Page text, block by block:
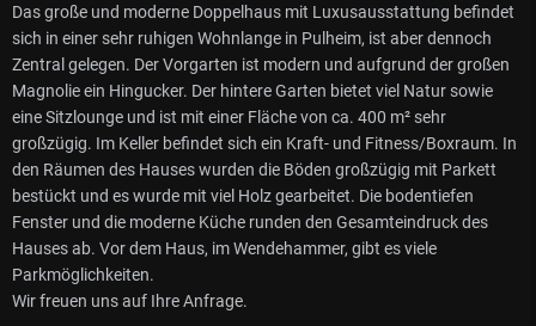
Das große und moderne Doppelhaus mit Luxusausstattung befindet
sich in einer sehr ruhigen Wohnlange in Pulheim, ist aber dennoch
Zentral gelegen. Der Vorgarten ist modern und aufgrund der großen
Magnolie ein Hingucker. Der hintere Garten bietet viel Natur sowie
eine Sitzlounge und ist mit einer Fläche von ca. 400 m² sehr
großzügig. Im Keller befindet sich ein Kraft- und Fitness/Boxraum. In
den Räumen des Hauses wurden die Böden großzügig mit Parkett
bestückt und es wurde mit viel Holz gearbeitet. Die bodentiefen
Fenster und die moderne Küche runden den Gesamteindruck des
Hauses ab. Vor dem Haus, im Wendehammer, gibt es viele
Parkmöglichkeiten.
Wir freuen uns auf Ihre Anfrage.